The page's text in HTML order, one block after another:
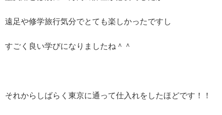
遠足や修学旅行気分でとても楽しかったですし
すごく良い学びになりましたね＾＾
それからしばらく東京に通って仕入れをしたほどです！！